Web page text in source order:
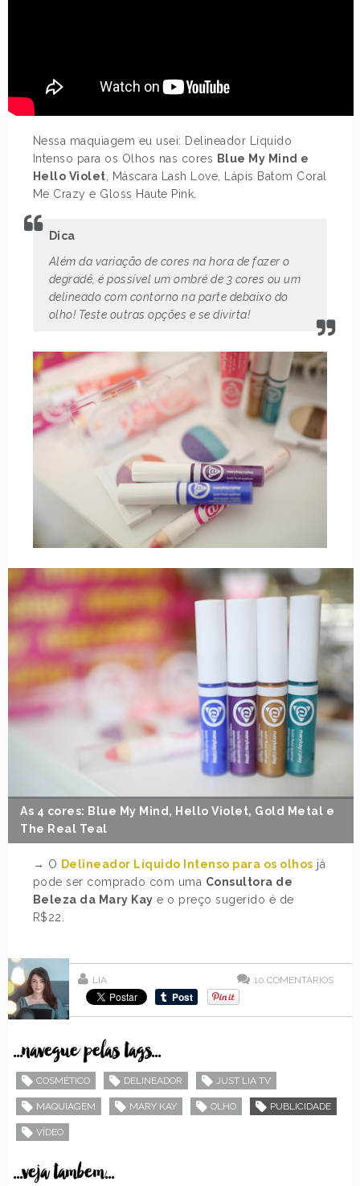
Nessa maquiagem eu usei: Delineador Líquido
Intenso para os Olhos nas cores Blue My Mind e
Hello Violet , Máscara Lash Love, Lápis Batom Coral
Me Crazy e Gloss Haute Pink.
Dica
Além da variação de cores na hora de fazer o
degradê, é possível um ombré de 3 cores ou um
delineado com contorno na parte debaixo do
olho! Teste outras opções e se divirta!
As 4 cores: Blue My Mind, Hello Violet, Gold Metal e
The Real Teal
→ O Delineador Líquido Intenso para os olhos já
pode ser comprado com uma Consultora de
Beleza da Mary Kay e o preço sugerido é de
R$22.
LIA 10 COMENTÁRIOS
...navegue pelas tags...
COSMÉTICO DELINEADOR JUST LIA TV
MAQUIAGEM MARY KAY OLHO PUBLICIDADE
VÍDEO
...veja tambem...